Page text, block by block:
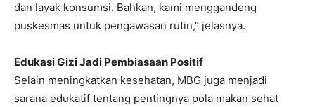
dan layak konsumsi. Bahkan, kami menggandeng
puskesmas untuk pengawasan rutin,” jelasnya.
Edukasi Gizi Jadi Pembiasaan Positif
Selain meningkatkan kesehatan, MBG juga menjadi
sarana edukatif tentang pentingnya pola makan sehat